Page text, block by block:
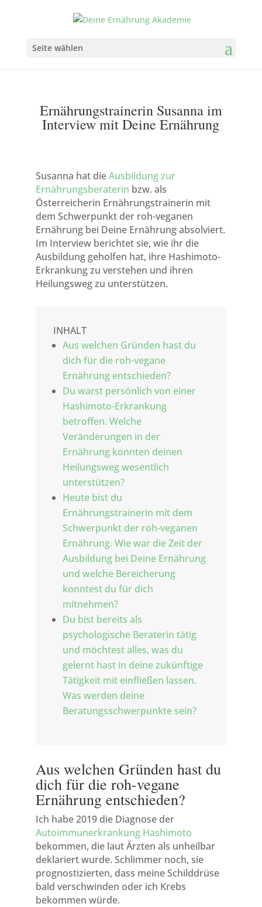
Seite wählen
Ernährungstrainerin Susanna im
Interview mit Deine Ernährung
Susanna hat dieAusbildung zur
Ernährungsberaterin bzw. als
Österreicherin Ernährungstrainerin mit
dem Schwerpunkt der roh-veganen
Ernährung bei Deine Ernährung absolviert.
Im Interview berichtet sie, wie ihr die
Ausbildung geholfen hat, ihre Hashimoto-
Erkrankung zu verstehen und ihren
Heilungsweg zu unterstützen.
INHALT
Aus welchen Gründen hast du
dich für die roh-vegane
Ernährung entschieden?
Du warst persönlich von einer
Hashimoto-Erkrankung
betroffen. Welche
Veränderungen in der
Ernährung konnten deinen
Heilungsweg wesentlich
unterstützen?
Heute bist du
Ernährungstrainerin mit dem
Schwerpunkt der roh-veganen
Ernährung. Wie war die Zeit der
Ausbildung bei Deine Ernährung
und welche Bereicherung
konntest du für dich
mitnehmen?
Du bist bereits als
psychologische Beraterin tätig
und möchtest alles, was du
gelernt hast in deine zukünftige
Tätigkeit mit einfließen lassen.
Was werden deine
Beratungsschwerpunkte sein?
Aus welchen Gründen hast du
dich für die roh-vegane
Ernährung entschieden?
Ich habe 2019 die Diagnose der
Autoimmunerkrankung Hashimoto
bekommen, die laut Ärzten als unheilbar
deklariert wurde. Schlimmer noch, sie
prognostizierten, dass meine Schilddrüse
bald verschwinden oder ich Krebs
bekommen würde.